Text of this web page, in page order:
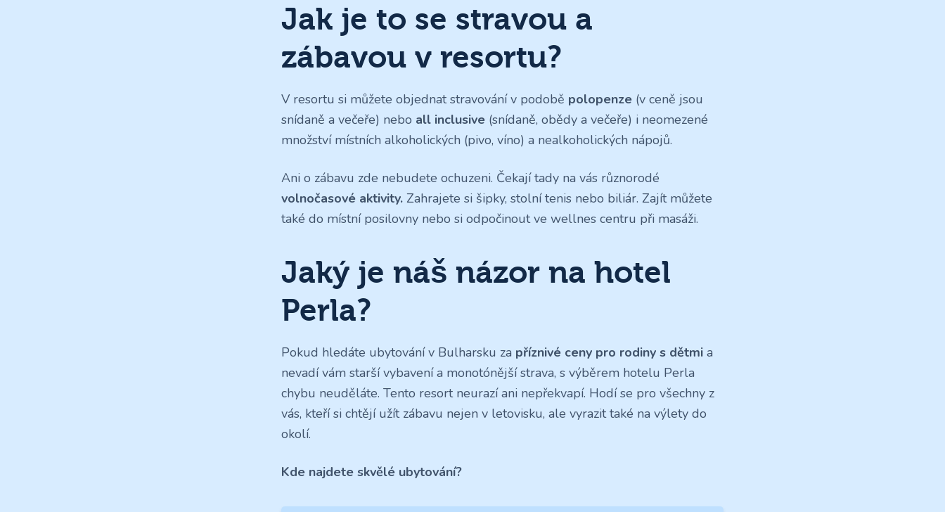
Jak je to se stravou a
zábavou v resortu?
V resortu si můžete objednat stravování v podobě polopenze (v ceně jsou
snídaně a večeře) nebo all inclusive (snídaně, obědy a večeře) i neomezené
množství místních alkoholických (pivo, víno) a nealkoholických nápojů.
Ani o zábavu zde nebudete ochuzeni. Čekají tady na vás různorodé
volnočasové aktivity.Zahrajete si šipky, stolní tenis nebo biliár. Zajít můžete
také do místní posilovny nebo si odpočinout ve wellnes centru při masáži.
Jaký je náš názor na hotel
Perla?
Pokud hledáte ubytování v Bulharsku za příznivé ceny pro rodiny s dětmi a
nevadí vám starší vybavení a monotónější strava, s výběrem hotelu Perla
chybu neuděláte. Tento resort neurazí ani nepřekvapí. Hodí se pro všechny z
vás, kteří si chtějí užít zábavu nejen v letovisku, ale vyrazit také na výlety do
okolí.
Kde najdete skvělé ubytování?